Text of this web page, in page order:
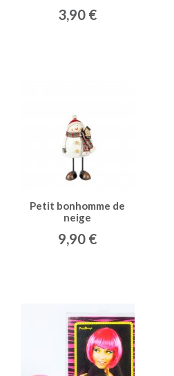
3,90 €
Petit bonhomme de
neige
9,90 €